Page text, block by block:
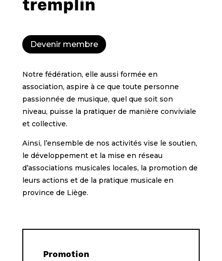
tremplin
Devenir membre
Notre fédération, elle aussi formée en
association, aspire à ce que toute personne
passionnée de musique, quel que soit son
niveau, puisse la pratiquer de manière conviviale
et collective.
Ainsi, l’ensemble de nos activités vise le soutien,
le développement et la mise en réseau
d’associations musicales locales, la promotion de
leurs actions et de la pratique musicale en
province de Liège.
Promotion